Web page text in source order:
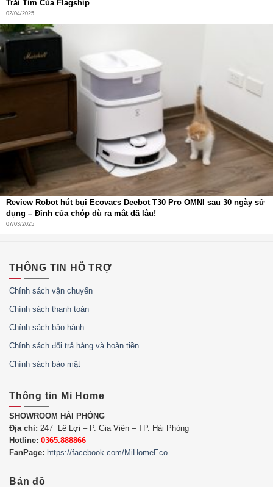
chính xác. Tích hợp đủ cảm biến: nhịp tim (có cảm biến
SpO2), gia tốc kế, con quay hồi chuyển, ánh sáng môi
trường, la bàn điện tử, khí áp, Hall. Hỗ trợ theo dõi sức
khỏe toàn diện, đo nhịp tim, nồng độ oxy, hoạt động thể
thao chính xác.
Trái Tim Của Flagship
02/04/2025
Review Robot hút bụi Ecovacs Deebot T30 Pro OMNI sau 30 ngày sử
dụng – Đỉnh của chóp dù ra mắt đã lâu!
07/03/2025
THÔNG TIN HỖ TRỢ
Chính sách vận chuyển
Chính sách thanh toán
Chính sách bảo hành
Chính sách đổi trả hàng và hoàn tiền
Chính sách bảo mật
Thông tin Mi Home
SHOWROOM HẢI PHÒNG
Địa chỉ: 247 Lê Lợi – P. Gia Viên – TP. Hải Phòng
Hotline: 0365.888866
FanPage: https://facebook.com/MiHomeEco
Bản đồ